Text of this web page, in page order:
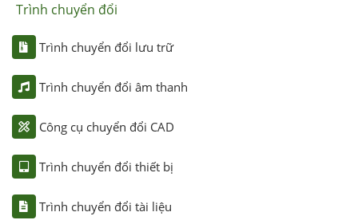
Trình chuyển đổi
Trình chuyển đổi lưu trữ
Trình chuyển đổi âm thanh
Công cụ chuyển đổi CAD
Trình chuyển đổi thiết bị
Trình chuyển đổi tài liệu